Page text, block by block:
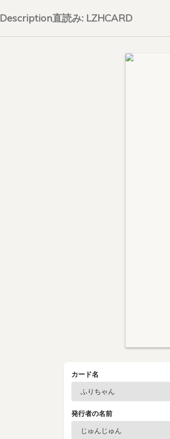
Description直読み: LZHCARD
カード名
発行者の名前